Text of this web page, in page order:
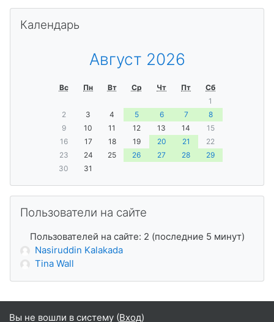
Календарь
Август 2026
Вс Пн Вт Ср Чт Пт
Сб
1
2
3 4 5 6 7
8
9
10 11 12 13 14
15
16
17 18 19 20 21
22
23
24 25 26 27 28
29
30
31
Пользователи на сайте
Пользователей на сайте: 2 (последние 5 минут)
Nasiruddin Kalakada
Tina Wall
Вы не вошли в систему (Вход)